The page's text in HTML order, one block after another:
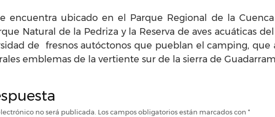
encuentra ubicado en el Parque Regional de la
Natural de la Pedriza y la Reserva de aves acuáticas
de fresnos autóctonos que pueblan el camping,
emblemas de la vertiente sur de la sierra de
no será publicada. Los campos obligatorios están marcados con *